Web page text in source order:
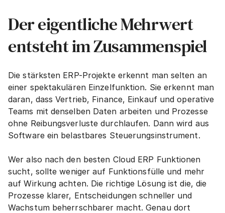
Der eigentliche Mehrwert
entsteht im Zusammenspiel
Die stärksten ERP-Projekte erkennt man selten an
einer spektakulären Einzelfunktion. Sie erkennt man
daran, dass Vertrieb, Finance, Einkauf und operative
Teams mit denselben Daten arbeiten und Prozesse
ohne Reibungsverluste durchlaufen. Dann wird aus
Software ein belastbares Steuerungsinstrument.
Wer also nach den besten Cloud ERP Funktionen
sucht, sollte weniger auf Funktionsfülle und mehr
auf Wirkung achten. Die richtige Lösung ist die, die
Prozesse klarer, Entscheidungen schneller und
Wachstum beherrschbarer macht. Genau dort